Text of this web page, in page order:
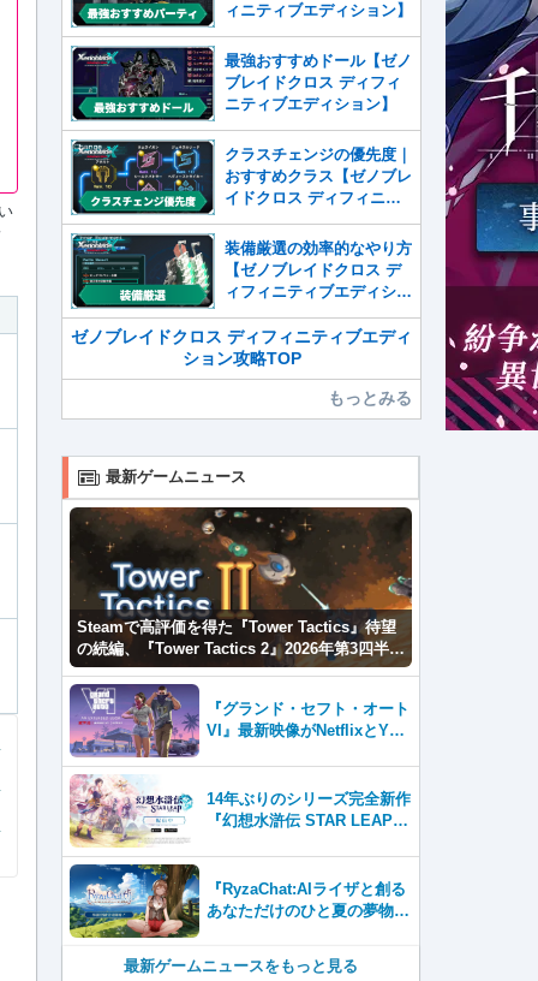
ィニティブエディション】
最強おすすめドール【ゼノ
ブレイドクロス ディフィ
ニティブエディション】
クラスチェンジの優先度｜
おすすめクラス【ゼノブレ
イドクロス ディフィニテ
ィブエディション】
装備厳選の効率的なやり方
【ゼノブレイドクロス デ
ィフィニティブエディショ
ン】
ゼノブレイドクロス ディフィニティブエディ
ション攻略TOP
もっとみる
最新ゲームニュース
Steamで高評価を得た『Tower Tactics』待望
の続編、『Tower Tactics 2』2026年第3四半期
に早期アクセス開始
『グランド・セフト・オート
VI』最新映像がNetflixとYou
14年ぶりのシリーズ完全新作
『幻想水滸伝 STAR LEAP』
『RyzaChat:AIライザと創る
あなただけのひと夏の夢物
テムはこれまでにない新鮮な
最新ゲームニュースをもっと見る